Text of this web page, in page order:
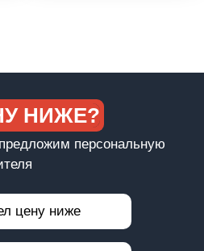
НИЖЕ?
персональную
цену ниже